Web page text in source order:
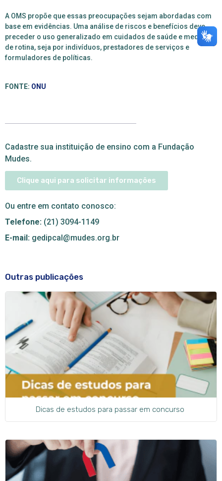
A OMS propõe que essas preocupações sejam abordadas com
base em evidências. Uma análise de riscos e benefícios deve
preceder o uso generalizado em cuidados de saúde e medicina
de rotina, seja por indivíduos, prestadores de serviços e
formuladores de políticas.
FONTE: ONU
Cadastre sua instituição de ensino com a Fundação
Mudes.
Clique aqui para solicitar informações
Ou entre em contato conosco:
Telefone: (21) 3094-1149
E-mail: gedipcal@mudes.org.br
Outras publicações
Dicas de estudos para passar em concurso